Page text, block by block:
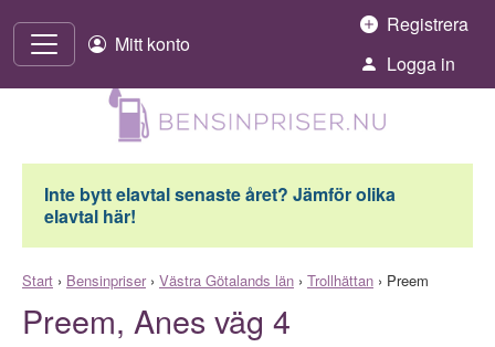
Mitt konto
Registrera
Logga in
Inte bytt elavtal senaste året? Jämför olika
elavtal här!
Start › Bensinpriser› Västra Götalands län › Trollhättan › Preem
Preem, Anes väg 4